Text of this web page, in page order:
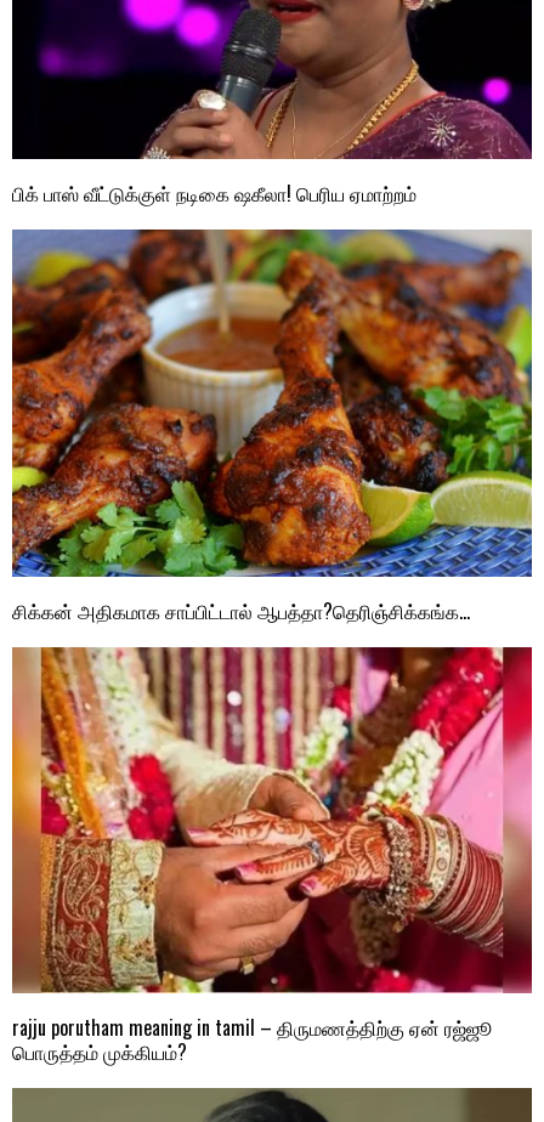
பிக் பாஸ் வீட்டுக்குள் நடிகை ஷகீலா! பெரிய ஏமாற்றம்
சிக்கன் அதிகமாக சாப்பிட்டால் ஆபத்தா?தெரிஞ்சிக்கங்க…
rajju porutham meaning in tamil – திருமணத்திற்கு ஏன் ரஜ்ஜூ
பொருத்தம் முக்கியம்?